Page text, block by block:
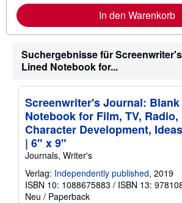
n
f
r
a
t
n
e
n
z
V
a
n
d
In den Warenkorb
Suchergebnisse für
Lined Notebook for...
Screenwriter's Journal:
Notebook for Film, TV,
Character Development,
| 6" x 9"
Journals, Writer's
Verlag: Independently published, 2019
ISBN 10: 1088675883 / ISBN 13:
Neu / Paperback